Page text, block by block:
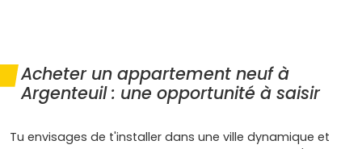
Acheter un appartement neuf à
Argenteuil : une opportunité à saisir
Tu envisages de t'installer dans une ville dynamique et